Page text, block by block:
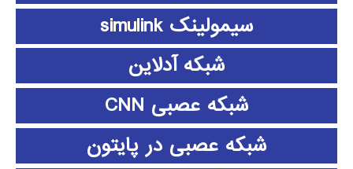
سیمولینک simulink
شبکه آدلاین
شبکه عصبی CNN
شبکه عصبی در پایتون